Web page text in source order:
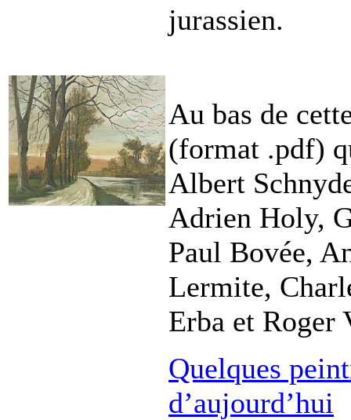
jurassien.
Au bas de
(format .pdf)
Albert
Adrien Holy,
Paul Bovée,
Lermite,
Erba et Roger
Quelques
d’aujourd’hui